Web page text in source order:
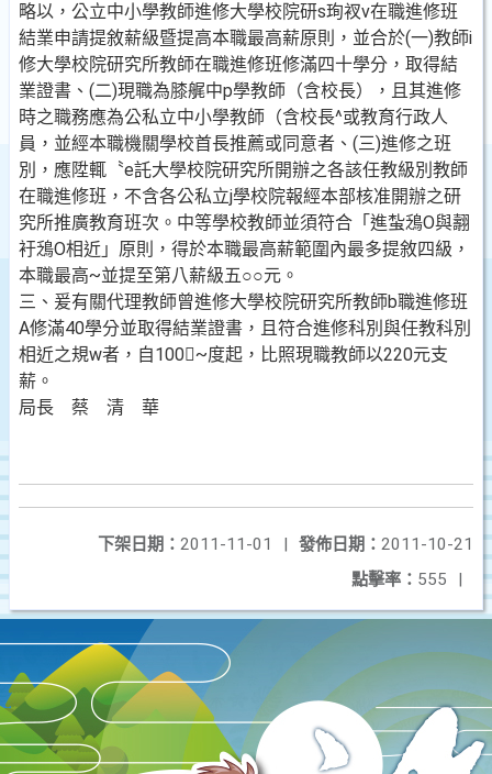
略以，公立中小學教師進修大學校院研s珣衩v在職進修班
結業申請提敘薪級暨提高本職最高薪原則，並合於(一)教師i
修大學校院研究所教師在職進修班修滿四十學分，取得結
業證書、(二)現職為膝艉中p學教師（含校長），且其進修
時之職務應為公私立中小學教師（含校長^或教育行政人
員，並經本職機關學校首長推薦或同意者、(三)進修之班
別，應陞輒〝e託大學校院研究所開辦之各該任教級別教師
在職進修班，不含各公私立j學校院報經本部核准開辦之研
究所推廣教育班次。中等學校教師並須符合「進蚻鴔O與翿
衧鴔O相近」原則，得於本職最高薪範圍內最多提敘四級，
本職最高~並提至第八薪級五○○元。
三、爰有關代理教師曾進修大學校院研究所教師b職進修班
A修滿40學分並取得結業證書，且符合進修科別與任教科別
相近之規w者，自100~度起，比照現職教師以220元支
薪。
局長 蔡 清 華
發佈日期： 2011-10-21
下架日期： 2011-11-01
|
點擊率： 555 |